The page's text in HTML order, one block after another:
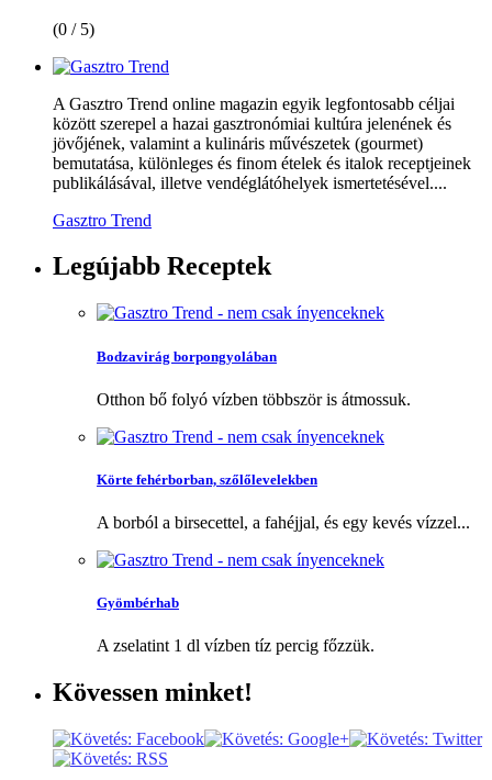
(0 / 5)
A Gasztro Trend online magazin egyik legfontosabb céljai
között szerepel a hazai gasztronómiai kultúra jelenének és
jövőjének, valamint a kulináris művészetek (gourmet)
bemutatása, különleges és finom ételek és italok receptjeinek
publikálásával, illetve vendéglátóhelyek ismertetésével....
Gasztro Trend
Legújabb Receptek
Bodzavirág borpongyolában
Otthon bő folyó vízben többször is átmossuk.
Körte fehérborban, szőlőlevelekben
A borból a birsecettel, a fahéjjal, és egy kevés vízzel...
Gyömbérhab
A zselatint 1 dl vízben tíz percig főzzük.
Kövessen minket!